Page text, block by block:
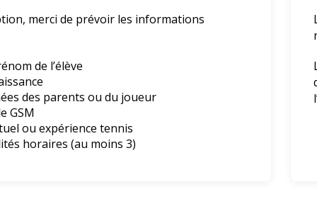
merci de prévoir les informations
de l’élève
des parents ou du joueur
GSM
ou expérience tennis
horaires (au moins 3)